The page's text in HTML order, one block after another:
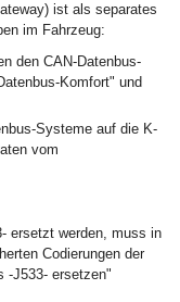
ist als separates
im Fahrzeug:
den CAN-Datenbus-
Komfort" und
Systeme auf die K-
vom
ersetzt werden, muss in
Codierungen der
-J533- ersetzen"